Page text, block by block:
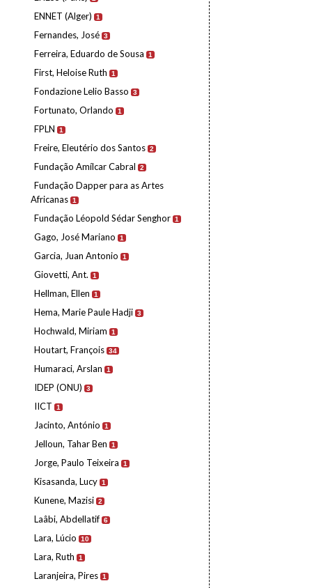
ENNET (Alger) 1
Fernandes, José 3
Ferreira, Eduardo de Sousa 1
First, Heloise Ruth 1
Fondazione Lelio Basso 3
Fortunato, Orlando 1
FPLN 1
Freire, Eleutério dos Santos 2
Fundação Amílcar Cabral 2
Fundação Dapper para as Artes
Africanas 1
Fundação Léopold Sédar Senghor 1
Gago, José Mariano 1
Garcia, Juan Antonio 1
Giovetti, Ant. 1
Hellman, Ellen 1
Hema, Marie Paule Hadji 3
Hochwald, Miriam 1
Houtart, François 34
Humaraci, Arslan 1
IDEP (ONU) 3
IICT 1
Jacinto, António 1
Jelloun, Tahar Ben 1
Jorge, Paulo Teixeira 1
Kisasanda, Lucy 1
Kunene, Mazisi 2
Laâbi, Abdellatif 6
Lara, Lúcio 10
Lara, Ruth 1
Laranjeira, Pires 1